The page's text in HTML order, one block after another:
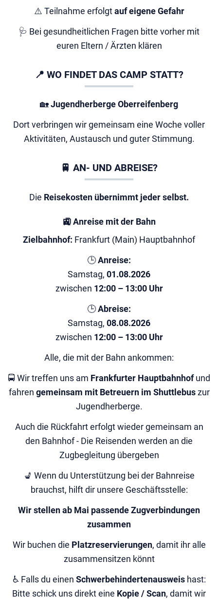
⚠️ Teilnahme erfolgtauf eigene Gefahr
🩺 Bei gesundheitlichen Fragen bitte vorher mit
euren Eltern / Ärzten klären
📍 WO FINDET DAS CAMP STATT?
🏡Jugendherberge Oberreifenberg
Dort verbringen wir gemeinsam eine Woche voller
Aktivitäten, Austausch und guter Stimmung.
🚆 AN- UND ABREISE?
Die Reisekosten übernimmt jeder selbst.
🚉 Anreise mit der Bahn
Zielbahnhof: Frankfurt (Main) Hauptbahnhof
🕒Anreise:
Samstag, 01.08.2026
zwischen 12:00 – 13:00 Uhr
🕒Abreise:
Samstag, 08.08.2026
zwischen 12:00 – 13:00 Uhr
Alle, die mit der Bahn ankommen:
🚍 Wir treffen uns am Frankfurter Hauptbahnhofund
fahren gemeinsam mit Betreuern im Shuttlebuszur
Jugendherberge.
Auch die Rückfahrt erfolgt wieder gemeinsam an
den Bahnhof - Die Reisenden werden an die
Zugbegleitung übergeben
💺 Wenn du Unterstützung bei der Bahnreise
brauchst, hilft dir unsere Geschäftsstelle:
Wir stellen ab Mai passende Zugverbindungen
zusammen
Wir buchen die Platzreservierungen, damit ihr alle
zusammensitzen könnt
♿ Falls du einen Schwerbehindertenausweishast:
Bitte schick uns direkt eine Kopie / Scan, damit wir